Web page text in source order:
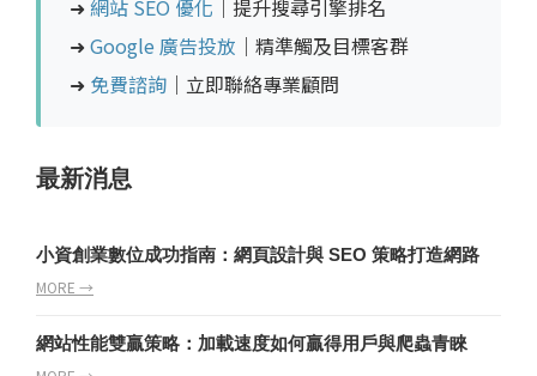
➜ 網站 SEO 優化 ｜提升搜尋引擎排名
➜ Google 廣告投放 ｜精準觸及目標客群
➜ 免費諮詢 ｜立即聯絡專業顧問
最新消息
小資創業數位成功指南：網頁設計與 SEO 策略打造網路
MORE →
網站性能雙贏策略：加載速度如何贏得用戶與爬蟲青睞